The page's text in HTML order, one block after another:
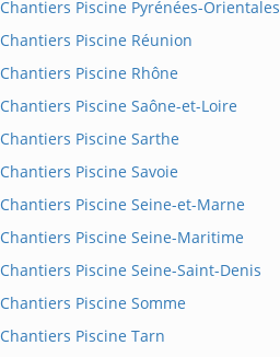
Chantiers Piscine Pyrénées-Orientales
Chantiers Piscine Réunion
Chantiers Piscine Rhône
Chantiers Piscine Saône-et-Loire
Chantiers Piscine Sarthe
Chantiers Piscine Savoie
Chantiers Piscine Seine-et-Marne
Chantiers Piscine Seine-Maritime
Chantiers Piscine Seine-Saint-Denis
Chantiers Piscine Somme
Chantiers Piscine Tarn